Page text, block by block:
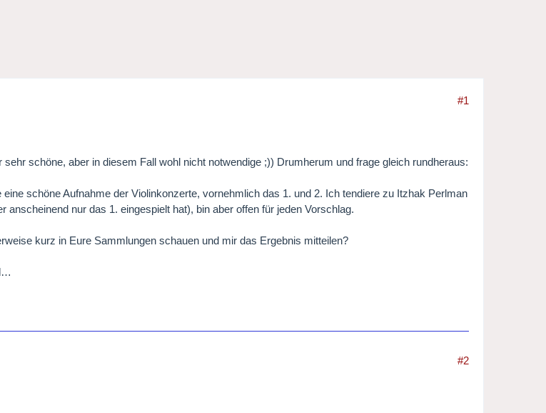
#1
schöne, aber in diesem Fall wohl nicht notwendige ;)) Drumherum und frage gleich rundheraus:
schöne Aufnahme der Violinkonzerte, vornehmlich das 1. und 2. Ich tendiere zu Itzhak Perlman
anscheinend nur das 1. eingespielt hat), bin aber offen für jeden Vorschlag.
kurz in Eure Sammlungen schauen und mir das Ergebnis mitteilen?
#2